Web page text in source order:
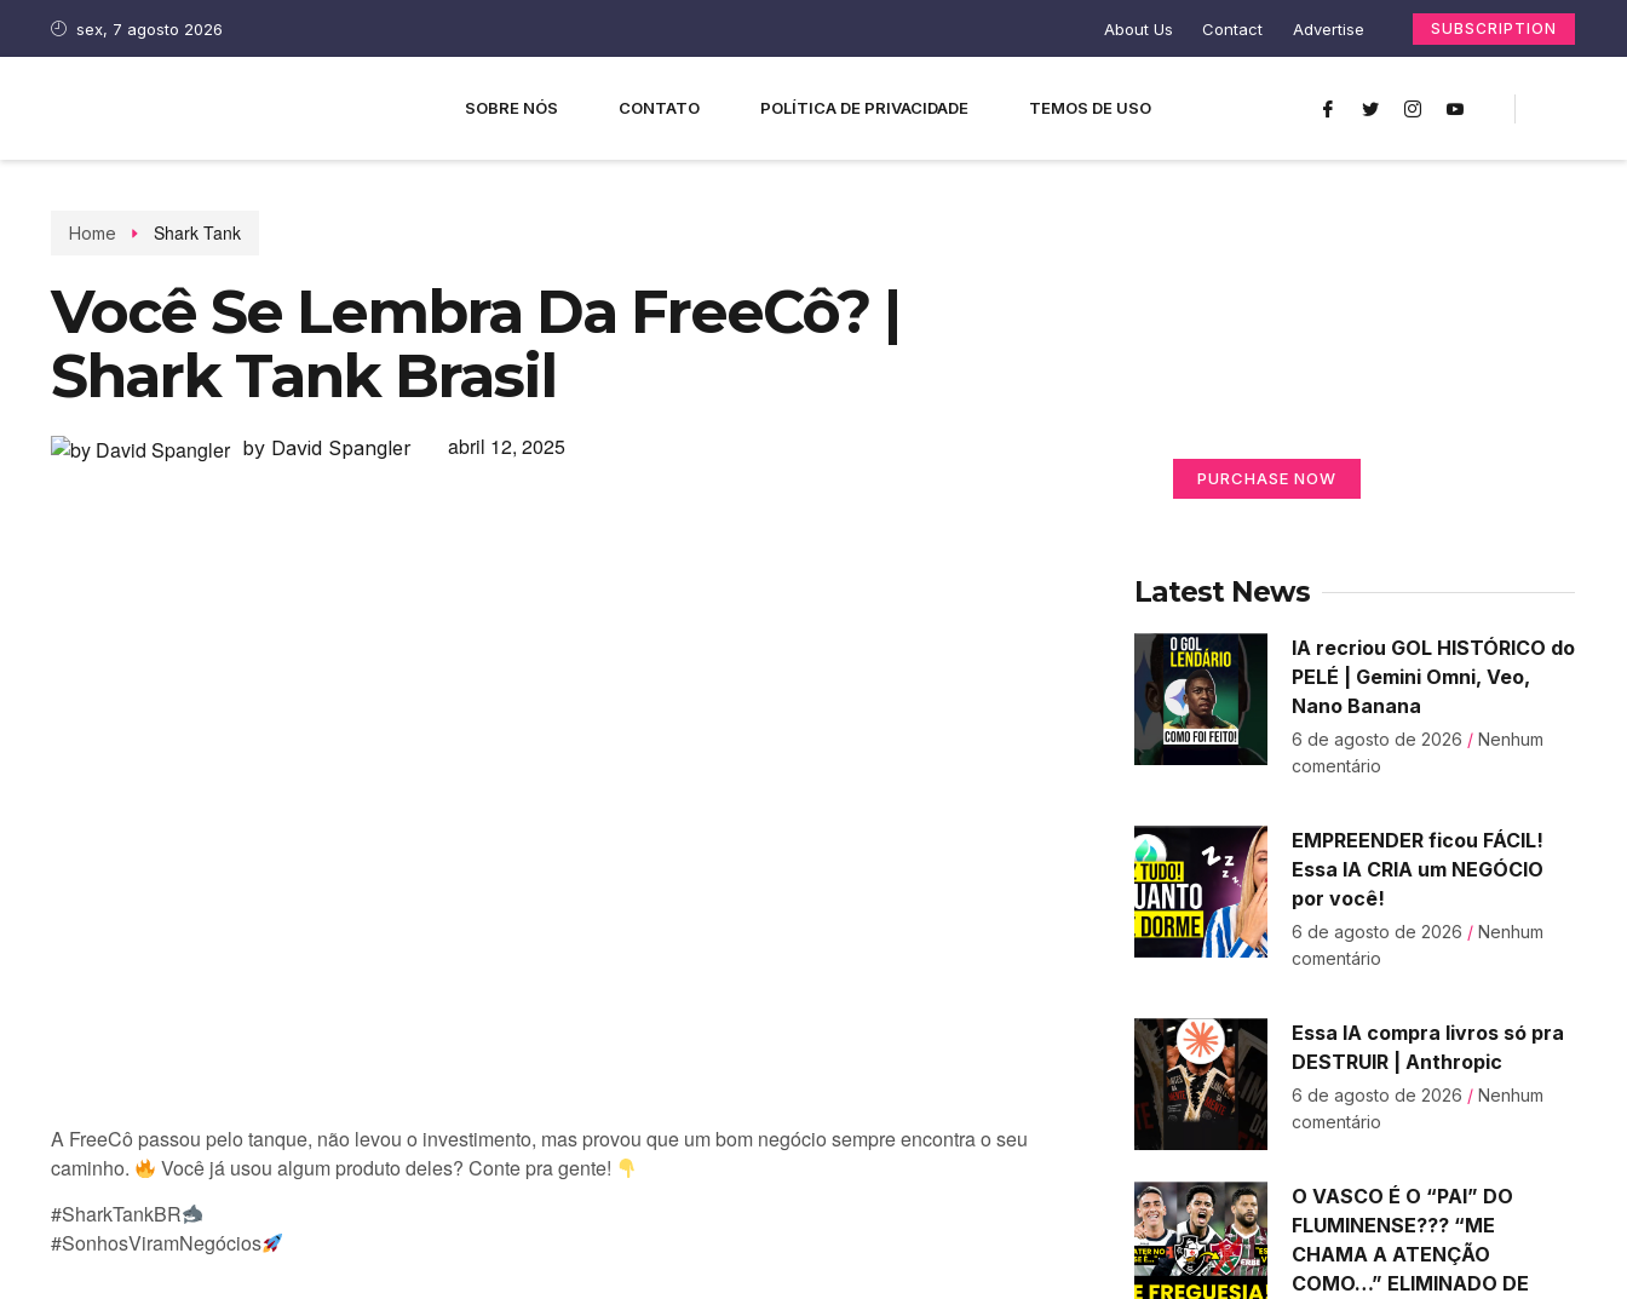
sex, 7 agosto 2026 About Us Contact Advertise SUBSCRIPTION
SOBRE NÓS CONTATO POLÍTICA DE PRIVACIDADE TEMOS DE USO
Home Shark Tank
Você Se Lembra Da FreeCô? |
Shark Tank Brasil
by David Spangler abril 12, 2025
A FreeCô passou pelo tanque, não levou o investimento, mas provou que um bom negócio sempre encontra o seu
caminho.
Você já usou algum produto deles? Conte pra gente!
#SharkTankBR
#SonhosViramNegócios
PURCHASE NOW
Latest News
IA recriou GOL HISTÓRICO do
PELÉ | Gemini Omni, Veo,
Nano Banana
6 de agosto de 2026 Nenhum
comentário
EMPREENDER ficou FÁCIL!
Essa IA CRIA um NEGÓCIO
por você!
6 de agosto de 2026 Nenhum
comentário
Essa IA compra livros só pra
DESTRUIR | Anthropic
6 de agosto de 2026 Nenhum
comentário
O VASCO É O “PAI” DO
FLUMINENSE??? “ME
CHAMA A ATENÇÃO
COMO…” ELIMINADO DE